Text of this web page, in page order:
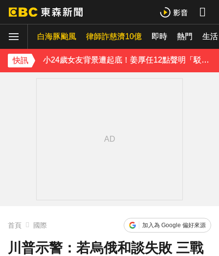
白海豚颱風 律師詐慈濟10億 即時 熱門 生活
快訊
下載東森App，隨時掌握天下大小事！
小24歲女友背景遭起底！姜厚任12點聲明「駁小三傳聞」：你在講三小？
首頁 國際 加入為 Google 偏好來源
川普示警：若烏俄和談失敗 三戰